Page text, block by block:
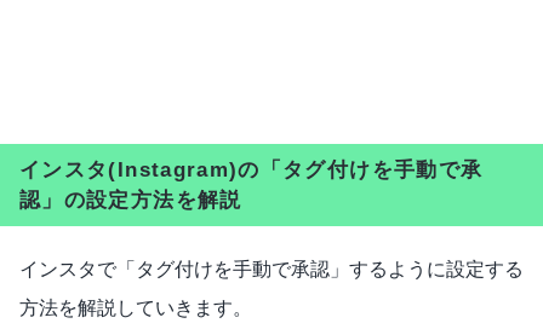
インスタ(Instagram)の「タグ付けを手動で承
認」の設定方法を解説
インスタで「タグ付けを手動で承認」するように設定する
方法を解説していきます。